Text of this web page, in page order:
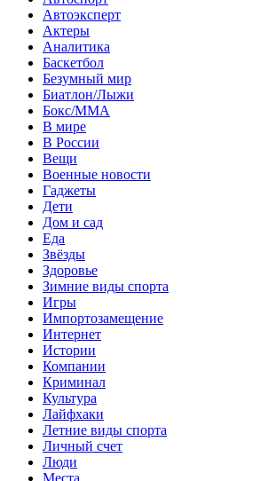
Автоэксперт
Актеры
Аналитика
Баскетбол
Безумный мир
Биатлон/Лыжи
Бокс/MMA
В мире
В России
Вещи
Военные новости
Гаджеты
Дети
Дом и сад
Еда
Звёзды
Здоровье
Зимние виды спорта
Игры
Импортозамещение
Интернет
Истории
Компании
Криминал
Культура
Лайфхаки
Летние виды спорта
Личный счет
Люди
Места